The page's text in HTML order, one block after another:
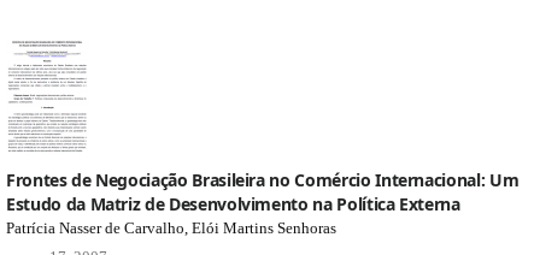
Frontes de Negociação Brasileira no Comércio Internacional: Um
Estudo da Matriz de Desenvolvimento na Política Externa
Patrícia Nasser de Carvalho, Elói Martins Senhoras